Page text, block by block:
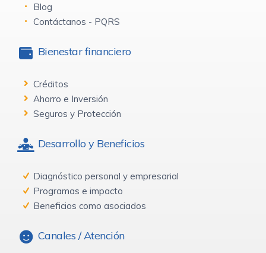
Blog
Contáctanos - PQRS
Bienestar financiero
Créditos
Ahorro e Inversión
Seguros y Protección
Desarrollo y Beneficios
Diagnóstico personal y empresarial
Programas e impacto
Beneficios como asociados
Canales / Atención